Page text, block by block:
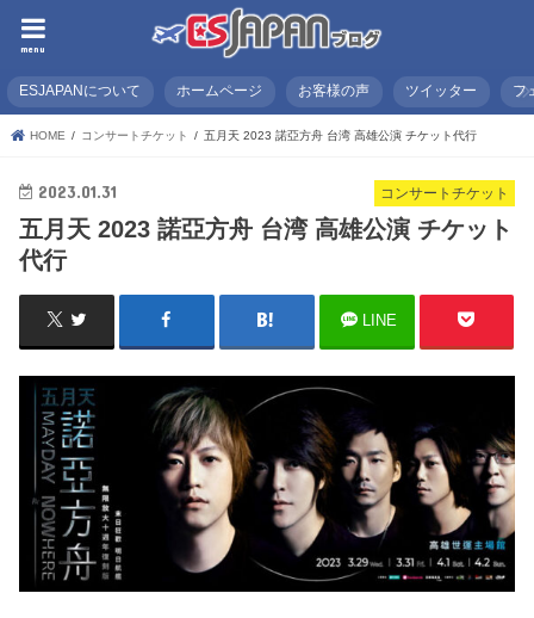
menu
ESJAPANについて ホームページ お客様の声 ツイッター フ
HOME コンサートチケット 五月天 2023 諾亞方舟 台湾 高雄公演 チケット代行
コンサートチケット
2023.01.31
五月天 2023 諾亞方舟 台湾 高雄公演 チケット
代行
LINE